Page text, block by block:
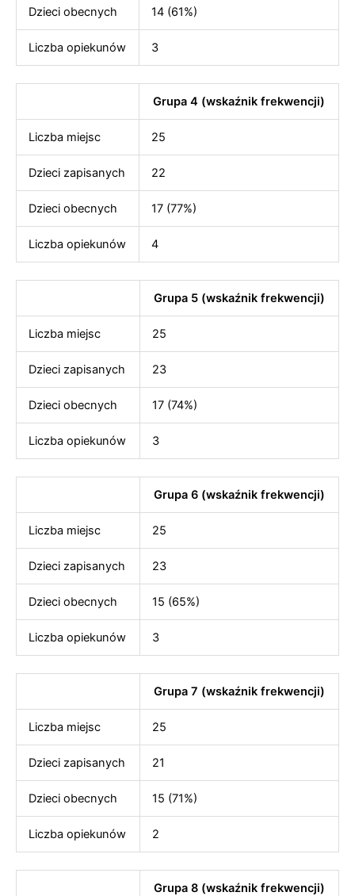
Dzieci obecnych 14 (61%)
Liczba opiekunów 3
Grupa 4 (wskaźnik frekwencji)
Liczba miejsc 25
Dzieci zapisanych 22
Dzieci obecnych 17 (77%)
Liczba opiekunów 4
Grupa 5 (wskaźnik frekwencji)
Liczba miejsc 25
Dzieci zapisanych 23
Dzieci obecnych 17 (74%)
Liczba opiekunów 3
Grupa 6 (wskaźnik frekwencji)
Liczba miejsc 25
Dzieci zapisanych 23
Dzieci obecnych 15 (65%)
Liczba opiekunów 3
Grupa 7 (wskaźnik frekwencji)
Liczba miejsc 25
Dzieci zapisanych 21
Dzieci obecnych 15 (71%)
Liczba opiekunów 2
Grupa 8 (wskaźnik frekwencji)